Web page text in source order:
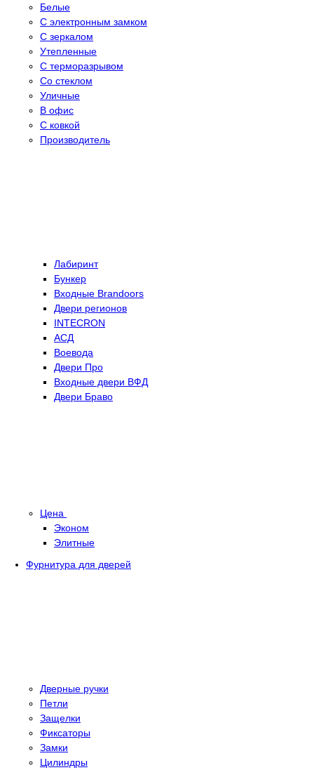
Белые
С электронным замком
С зеркалом
Утепленные
С терморазрывом
Со стеклом
Уличные
В офис
С ковкой
Производитель
Лабиринт
Бункер
Входные Brandoors
Двери регионов
INTECRON
АСД
Воевода
Двери Про
Входные двери ВФД
Двери Браво
Цена
Эконом
Элитные
Фурнитура для дверей
Дверные ручки
Петли
Защелки
Фиксаторы
Замки
Цилиндры